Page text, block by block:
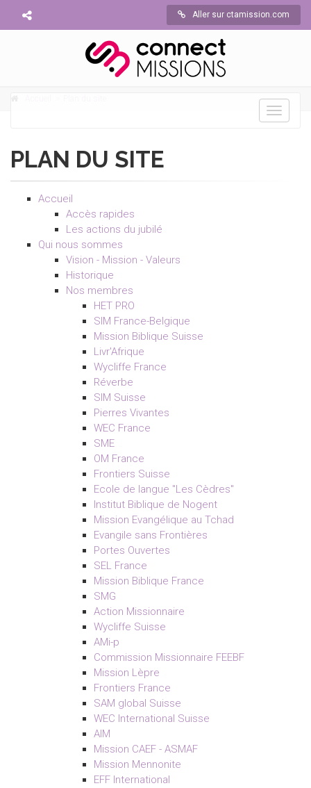
Aller sur ctamission.com
Toggle
PLAN DU SITE
Accueil
Accès rapides
Les actions du jubilé
Qui nous sommes
Vision - Mission - Valeurs
Historique
Nos membres
HET PRO
SIM France-Belgique
Mission Biblique Suisse
Livr'Afrique
Wycliffe France
Réverbe
SIM Suisse
Pierres Vivantes
WEC France
SME
OM France
Frontiers Suisse
Ecole de langue "Les Cèdres"
Institut Biblique de Nogent
Mission Evangélique au Tchad
Evangile sans Frontières
Portes Ouvertes
SEL France
Mission Biblique France
SMG
Action Missionnaire
Wycliffe Suisse
AMi-p
Commission Missionnaire FEEBF
Mission Lèpre
Frontiers France
SAM global Suisse
WEC International Suisse
AIM
Mission CAEF - ASMAF
Mission Mennonite
EFF International